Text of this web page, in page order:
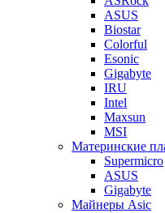
ASUS
Biostar
Colorful
Esonic
Gigabyte
IRU
Intel
Maxsun
MSI
Материнские
Supermicro
ASUS
Gigabyte
Майнеры Asic